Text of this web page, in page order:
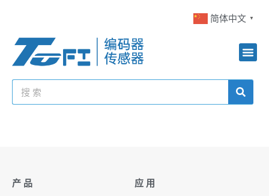
简体中文 ▼
产 品 应 用